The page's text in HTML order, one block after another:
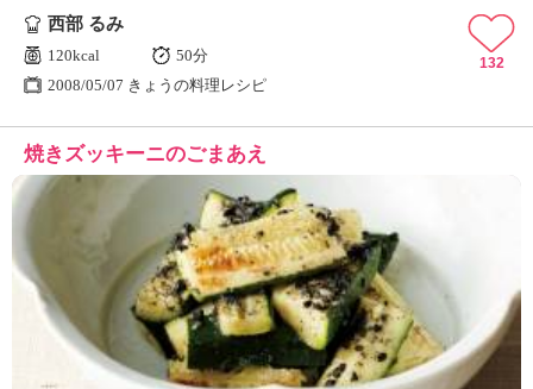
西部 るみ
120kcal
50分
2008/05/07 きょうの料理レシピ
132
焼きズッキーニのごまあえ